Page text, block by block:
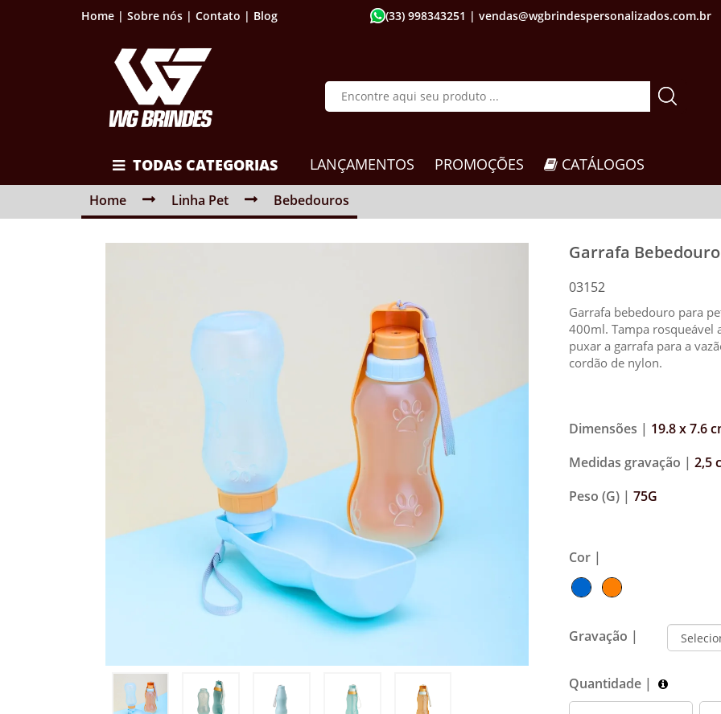
Home | Sobre nós | Contato | Blog (33) 998343251 | vendas@wgbrindespersonalizados.com.br
TODAS CATEGORIAS LANÇAMENTOS PROMOÇÕES CATÁLOGOS
Home Linha Pet Bebedouros
Garrafa
03152
Garrafa bebedouro para
400ml. Tampa rosqueável
puxar a garrafa para a
cordão de nylon.
Dimensões | 19.8 x 7.6
Medidas gravação | 2,5
Peso (G) | 75G
Cor |
Gravação |
Quantidade |